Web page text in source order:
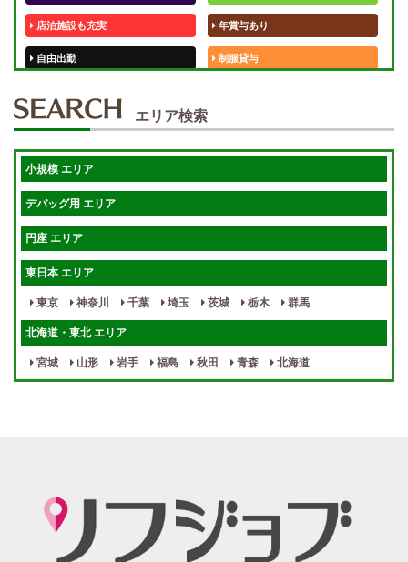
店泊施設も充実 年賞与あり
自由出勤 制服貸与
短期OK 入店祝金あり
週1～OK 健全店で安心！
宿泊相談可 保証制度完備
指名料100％バック！ 寮完備
女性スタッフがいる！ 終電後店泊OK
週１～OK 自宅待機OK
週1日～OK ぽっちゃりさん歓迎
指名バック率高め 週1・月1～OK
エリア検索
小規模 エリア
デバッグ用 エリア
円座 エリア
東日本 エリア
東京 神奈川 千葉 埼玉 茨城 栃木 群馬
北海道・東北 エリア
宮城 山形 岩手 福島 秋田 青森 北海道
大阪 兵庫 滋賀 和歌山
九州・沖縄 エリア
大分 福岡 佐賀 宮崎 熊本 鹿児島